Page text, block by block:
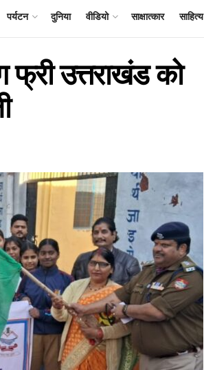
पर्यटन दुनिया वीडियो साक्षात्कार साहित्य
फ्री उत्तराखंड को